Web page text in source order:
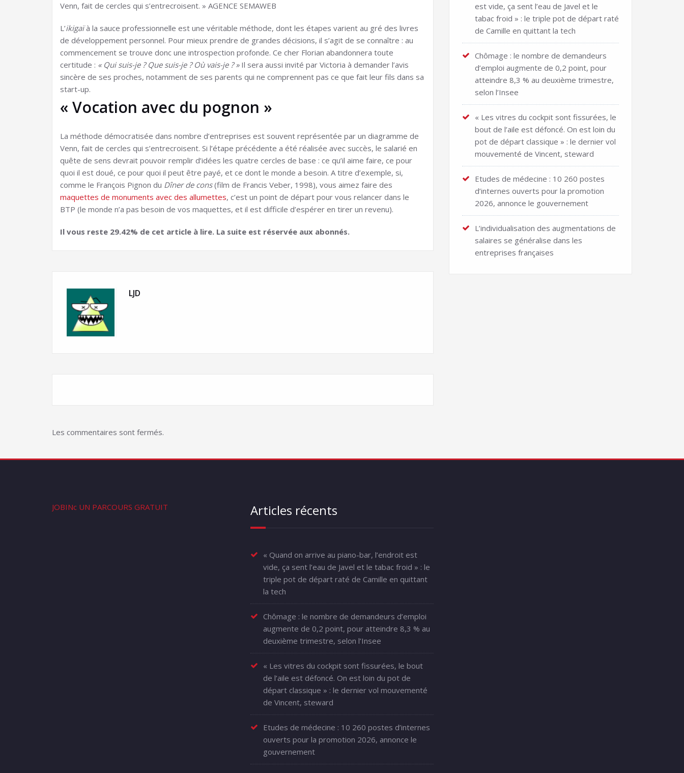
Venn, fait de cercles qui s’entrecroisent. » AGENCE SEMAWEB
L’ikigaïà la sauce professionnelle est une véritable méthode, dont les étapes varient au gré des livres
de développement personnel. Pour mieux prendre de grandes décisions, il s’agit de se connaître : au
commencement se trouve donc une introspection profonde. Ce cher Florian abandonnera toute
certitude : « Qui suis-je ? Que suis-je ? Où vais-je ? »Il sera aussi invité par Victoria à demander l’avis
sincère de ses proches, notamment de ses parents qui ne comprennent pas ce que fait leur fils dans sa
start-up.
« Vocation avec du pognon »
La méthode démocratisée dans nombre d’entreprises est souvent représentée par un diagramme de
Venn, fait de cercles qui s’entrecroisent. Si l’étape précédente a été réalisée avec succès, le salarié en
quête de sens devrait pouvoir remplir d’idées les quatre cercles de base : ce qu’il aime faire, ce pour
quoi il est doué, ce pour quoi il peut être payé, et ce dont le monde a besoin. A titre d’exemple, si,
comme le François Pignon du Dîner de cons(film de Francis Veber, 1998), vous aimez faire des
maquettes de monuments avec des allumettes, c’est un point de départ pour vous relancer dans le
BTP (le monde n’a pas besoin de vos maquettes, et il est difficile d’espérer en tirer un revenu).
Il vous reste 29.42% de cet article à lire. La suite est réservée aux abonnés.
LJD
Les commentaires sont fermés.
est vide, ça sent l’eau de Javel et le
tabac froid » : le triple pot de départ raté
de Camille en quittant la tech
Chômage : le nombre de demandeurs
d’emploi augmente de 0,2 point, pour
atteindre 8,3 % au deuxième trimestre,
selon l’Insee
« Les vitres du cockpit sont fissurées, le
bout de l’aile est défoncé. On est loin du
pot de départ classique » : le dernier vol
mouvementé de Vincent, steward
Etudes de médecine : 10 260 postes
d’internes ouverts pour la promotion
2026, annonce le gouvernement
L’individualisation des augmentations de
salaires se généralise dans les
entreprises françaises
JOBINc UN PARCOURS GRATUIT Articles récents
« Quand on arrive au piano-bar, l’endroit est
vide, ça sent l’eau de Javel et le tabac froid » : le
triple pot de départ raté de Camille en quittant
la tech
Chômage : le nombre de demandeurs d’emploi
augmente de 0,2 point, pour atteindre 8,3 % au
deuxième trimestre, selon l’Insee
« Les vitres du cockpit sont fissurées, le bout
de l’aile est défoncé. On est loin du pot de
départ classique » : le dernier vol mouvementé
de Vincent, steward
Etudes de médecine : 10 260 postes d’internes
ouverts pour la promotion 2026, annonce le
gouvernement